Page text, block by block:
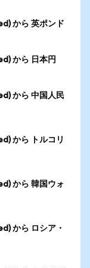
から 英ポンド
から 日本円
から 中国人民
から トルコリ
から 韓国ウォ
から ロシア・